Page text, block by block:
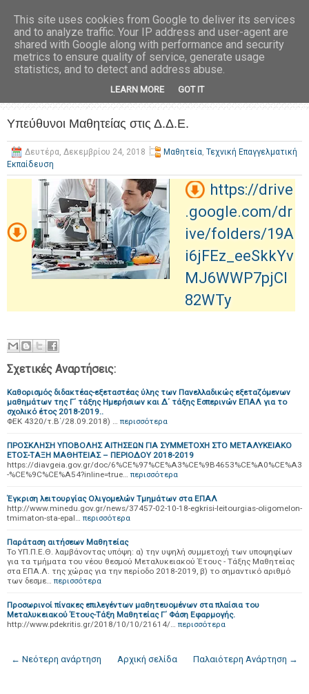
Υπεύθυνοι Μαθητείας στις Δ.Δ.Ε.
Δευτέρα, Δεκεμβρίου 24, 2018 Μαθητεία, Τεχνική Επαγγελματική
Εκπαίδευση
https://drive
.google.com/dr
ive/folders/19A
i6jFEz_eeSkkYv
MJ6WWP7pjCl
82WTy
Σχετικές Αναρτήσεις:
Καθορισμός διδακτέας-εξεταστέας ύλης των Πανελλαδικώς εξεταζόμενων
μαθημάτων της Γ΄ τάξης Ημερήσιων και Δ΄ τάξης Εσπερινών ΕΠΑΛ για το
σχολικό έτος 2018-2019..
ΦΕΚ 4320/τ.Β΄/28.09.2018) … περισσότερα
ΠΡΟΣΚΛΗΣΗ ΥΠΟΒΟΛΗΣ ΑΙΤΗΣΕΩΝ ΓΙΑ ΣΥΜΜΕΤΟΧΗ ΣΤΟ ΜΕΤΑΛΥΚΕΙΑΚΟ
ΕΤΟΣ-ΤΑΞΗ ΜΑΘΗΤΕΙΑΣ – ΠΕΡΙΟΔΟΥ 2018-2019
https://diavgeia.gov.gr/doc/6%CE%97%CE%A3%CE%9B4653%CE%A0%CE%A3
-%CE%9C%CE%A54?inline=true… περισσότερα
Έγκριση λειτουργίας Ολιγομελών Τμημάτων στα ΕΠΑΛ
http://www.minedu.gov.gr/news/37457-02-10-18-egkrisi-leitourgias-oligomelon-
tmimaton-sta-epal… περισσότερα
Παράταση αιτήσεων Μαθητείας
Το ΥΠ.Π.Ε.Θ. λαμβάνοντας υπόψη: α) την υψηλή συμμετοχή των υποψηφίων
για τα τμήματα του νέου θεσμού Μεταλυκειακού Έτους - Τάξης Μαθητείας
στα ΕΠΑ.Λ. της χώρας για την περίοδο 2018-2019, β) το σημαντικό αριθμό
των δεσμε… περισσότερα
Προσωρινοί πίνακες επιλεγέντων μαθητευομένων στα πλαίσια του
Μεταλυκειακού Έτους-Τάξη Μαθητείας Γ΄ Φάση Εφαρμογής.
http://www.pdekritis.gr/2018/10/10/21614/… περισσότερα
← Νεότερη ανάρτηση Παλαιότερη Ανάρτηση →
Αρχική σελίδα
This site uses cookies from Google to deliver its services
and to analyze traffic. Your IP address and user-agent are
shared with Google along with performance and security
metrics to ensure quality of service, generate usage
statistics, and to detect and address abuse.
LEARN MORE GOT IT